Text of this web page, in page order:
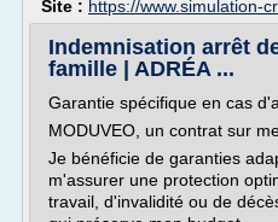
Site : https://www.simulation-
Indemnisation arrêt
famille | ADRÉA ...
Garantie spécifique en cas
MODUVEO, un contrat sur
Je bénéficie de garanties
m'assurer une protection
travail, d'invalidité ou de